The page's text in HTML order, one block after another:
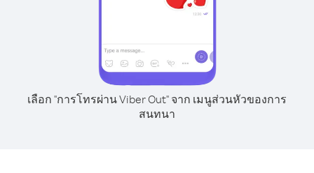
เลือก "การโทรผ่าน Viber Out" จาก เมนูส่วนหัวของการ
สนทนา